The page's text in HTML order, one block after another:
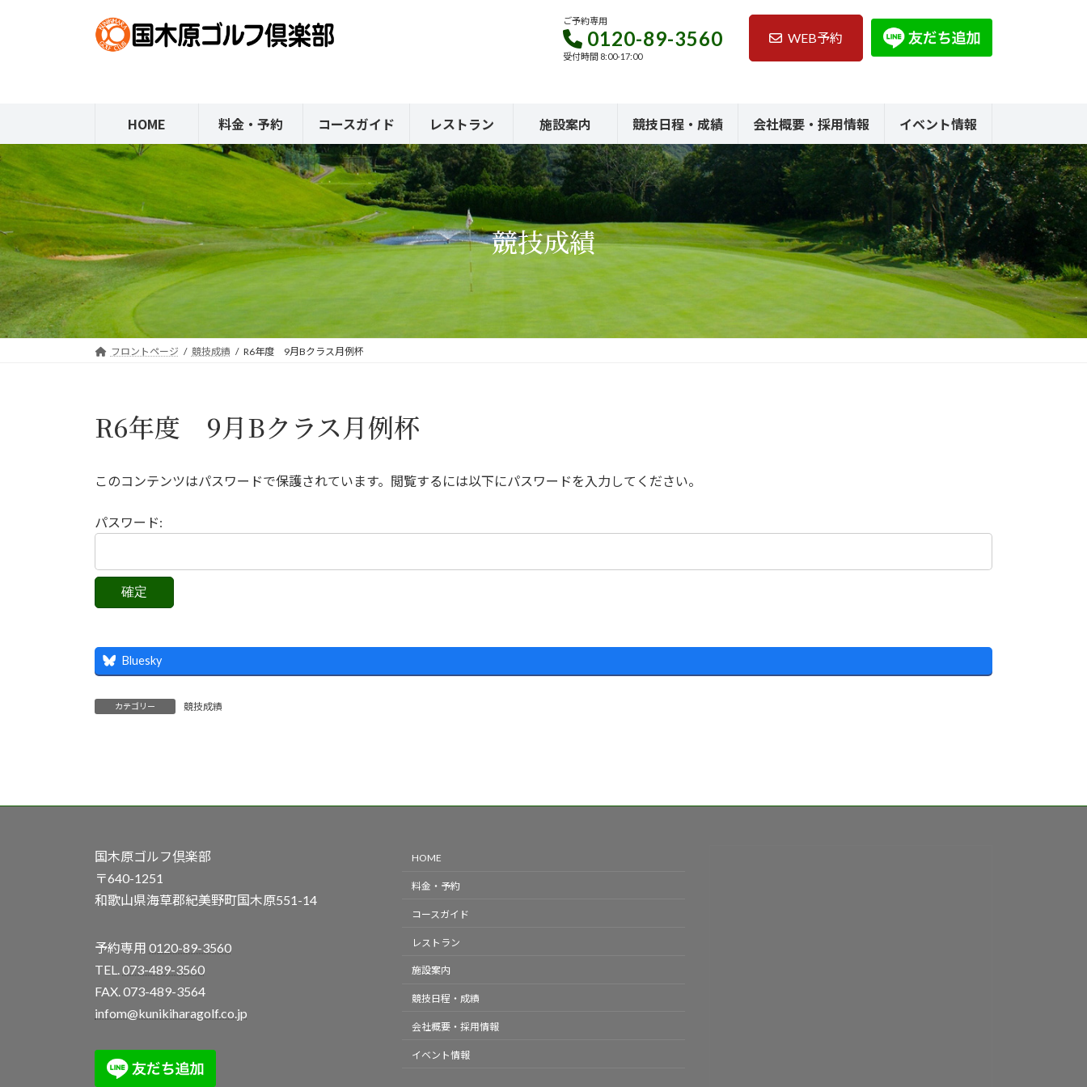
キ
ッ
プ
に
移
動
ご予約専用
0120-89-3560
受付時間 8:00-17:00
WEB予約
HOME 料金・予約 コースガイド レストラン 施設案内 競技日程・成績 会社概要・採用情報 イベント情報
競技成績
フロントページ 競技成績 R6年度 9月Bクラス月例杯
R6年度 9月Bクラス月例杯
このコンテンツはパスワードで保護されています。閲覧するには以下にパスワードを入力してください。
パスワード:
Bluesky
カテゴリー 競技成績
国木原ゴルフ倶楽部
〒640-1251
和歌山県海草郡紀美野町国木原551-14
予約専用 0120-89-3560
TEL. 073-489-3560
FAX. 073-489-3564
infom@kunikiharagolf.co.jp
HOME
料金・予約
コースガイド
レストラン
施設案内
競技日程・成績
会社概要・採用情報
イベント情報